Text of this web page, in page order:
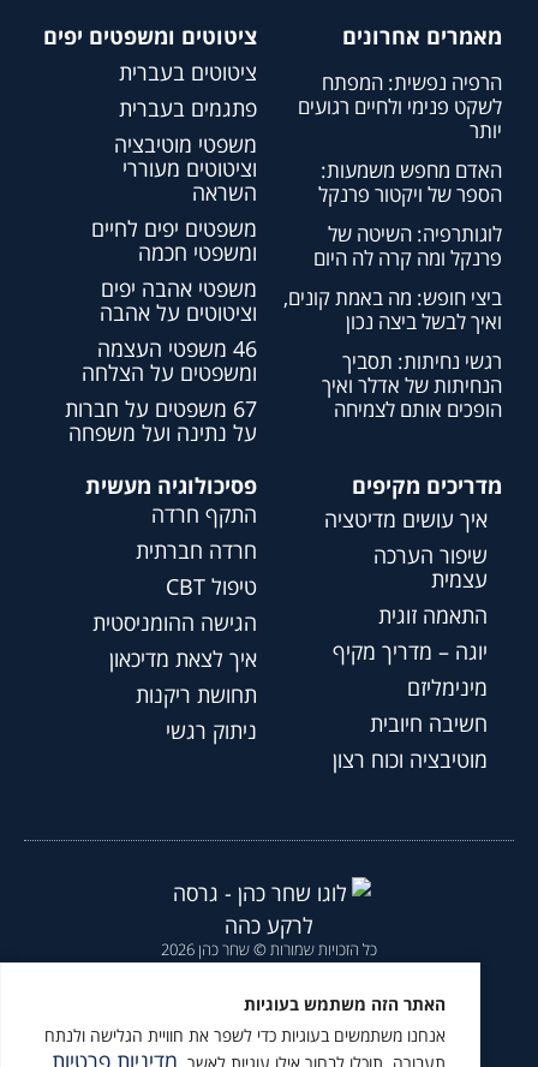
האתר הזה משתמש בעוגיות
אנחנו משתמשים בעוגיות כדי לשפר את חוויית הגלישה ולנתח
מדיניות פרטיות
מאמרים אחרונים
הרפיה נפשית: המפתח
לשקט פנימי ולחיים רגועים
יותר
האדם מחפש משמעות:
הספר של ויקטור פרנקל
לוגותרפיה: השיטה של
פרנקל ומה קרה לה היום
ביצי חופש: מה באמת קונים,
ואיך לבשל ביצה נכון
רגשי נחיתות: תסביך
הנחיתות של אדלר ואיך
הופכים אותם לצמיחה
ציטוטים ומשפטים יפים
ציטוטים בעברית
פתגמים בעברית
משפטי מוטיבציה
וציטוטים מעוררי
השראה
משפטים יפים לחיים
ומשפטי חכמה
משפטי אהבה יפים
וציטוטים על אהבה
46 משפטי העצמה
ומשפטים על הצלחה
67 משפטים על חברות
על נתינה ועל משפחה
מדריכים מקיפים
איך עושים מדיטציה
שיפור הערכה
עצמית
התאמה זוגית
יוגה – מדריך מקיף
מינימליזם
חשיבה חיובית
מוטיבציה וכוח רצון
פסיכולוגיה מעשית
התקף חרדה
חרדה חברתית
טיפול CBT
הגישה ההומניסטית
איך לצאת מדיכאון
תחושת ריקנות
ניתוק רגשי
כל הזכויות שמורות © שחר כהן 2026
הצהרת נגישות|מדיניות פרטיות
מומלץ לעקוב גם ב